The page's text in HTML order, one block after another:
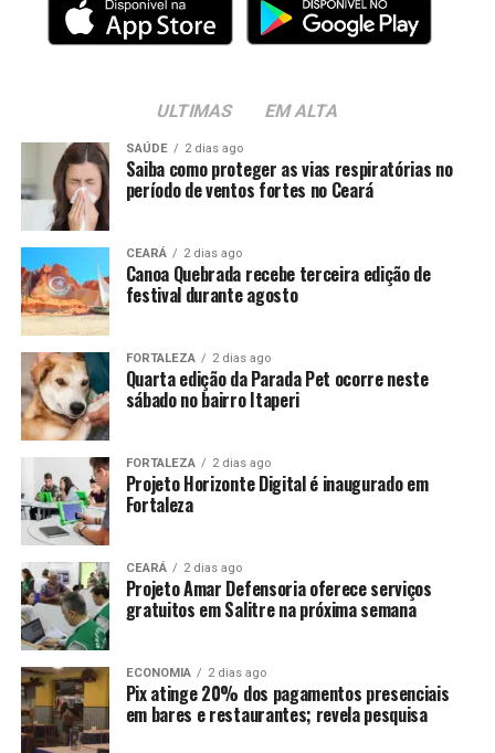
ULTIMAS EM ALTA
SAÚDE 2 dias ago
Saiba como proteger as vias respiratórias no
período de ventos fortes no Ceará
CEARÁ 2 dias ago
Canoa Quebrada recebe terceira edição de
festival durante agosto
FORTALEZA 2 dias ago
Quarta edição da Parada Pet ocorre neste
sábado no bairro Itaperi
FORTALEZA 2 dias ago
Projeto Horizonte Digital é inaugurado em
Fortaleza
CEARÁ 2 dias ago
Projeto Amar Defensoria oferece serviços
gratuitos em Salitre na próxima semana
ECONOMIA 2 dias ago
Pix atinge 20% dos pagamentos presenciais
em bares e restaurantes; revela pesquisa